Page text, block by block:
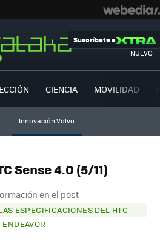
NUEVO
Suscríbete a
CIENCIA MOVILIDAD
Innovación Volvo
Sense 4.0 (5/11)
en el post
ESPECIFICACIONES DEL HTC
ENDEAVOR